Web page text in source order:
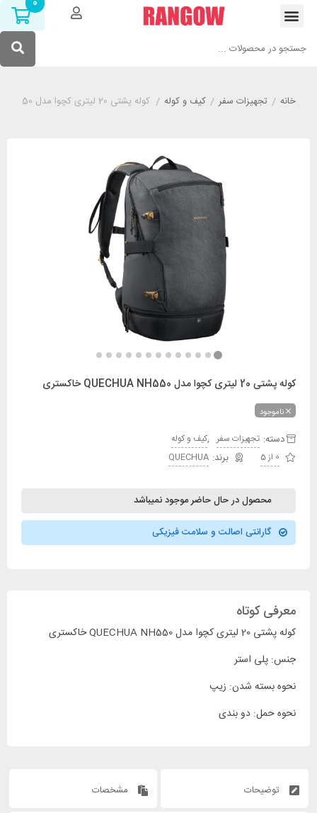
خانه/ تجهیزات سفر/ کیف و کوله/ کوله پشتی 20 لیتری کچوا مدل QUECHUA NH550 خاکستری
کوله پشتی 20 لیتری کچوا مدل QUECHUA NH550 خاکستری
ناموجود
دسته: تجهیزات سفر , کیف و کوله
0 از 5
QUECHUA
محصول در حال حاضر موجود نمیباشد
گارانتی اصالت و سلامت فیزیکی
معرفی کوتاه
کوله پشتی 20 لیتری کچوا مدل QUECHUA NH550 خاکستری
جنس: پلی استر
نحوه بسته شدن: زیپ
نحوه حمل: دو بندی
توضیحات مشخصات